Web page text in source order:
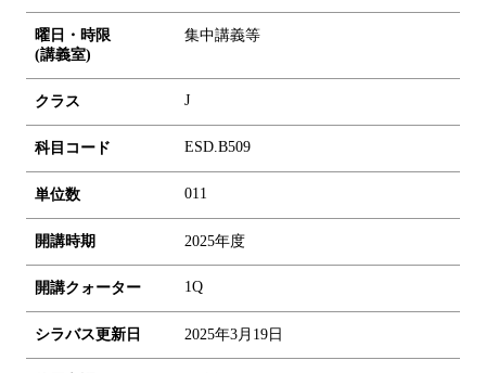
曜日・時限
(講義室)
集中講義等
クラス J
科目コード ESD.B509
単位数 01 1
開講時期 2025年度
開講クォーター 1Q
シラバス更新日 2025年3月19日